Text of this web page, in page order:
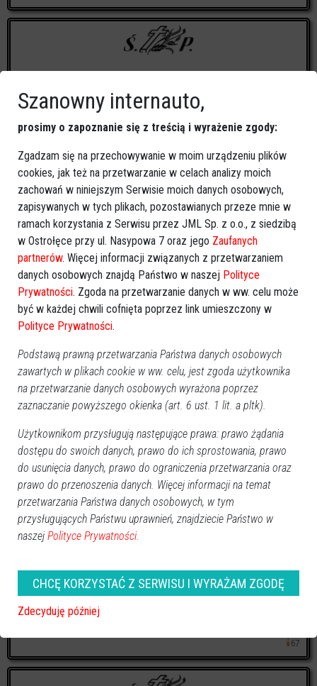
Halina Piórkowska
64 lat
Wacław Grabowski
82 lat
Marianna Parzych
88 lat
Artur Marcin Gołaś
46 lat
Piotr Krzysztof Polonis
🕯 67
Szanowny internauto,
prosimy o zapoznanie się z treścią i wyrażenie zgody:
Zgadzam się na przechowywanie w moim urządzeniu plików
cookies, jak też na przetwarzanie w celach analizy moich
zachowań w niniejszym Serwisie moich danych osobowych,
zapisywanych w tych plikach, pozostawianych przeze mnie w
ramach korzystania z Serwisu przez JML Sp. z o.o., z siedzibą
w Ostrołęce przy ul. Nasypowa 7 oraz jego Zaufanych
partnerów. Więcej informacji związanych z przetwarzaniem
danych osobowych znajdą Państwo w naszej Polityce
Prywatności. Zgoda na przetwarzanie danych w ww. celu może
być w każdej chwili cofnięta poprzez link umieszczony w
Polityce Prywatności.
Podstawą prawną przetwarzania Państwa danych osobowych
zawartych w plikach cookie w ww. celu, jest zgoda użytkownika
na przetwarzanie danych osobowych wyrażona poprzez
zaznaczanie powyższego okienka (art. 6 ust. 1 lit. a pltk).
Użytkownikom przysługują następujące prawa: prawo żądania
dostępu do swoich danych, prawo do ich sprostowania, prawo
do usunięcia danych, prawo do ograniczenia przetwarzania oraz
prawo do przenoszenia danych. Więcej informacji na temat
przetwarzania Państwa danych osobowych, w tym
przysługujących Państwu uprawnień, znajdziecie Państwo w
naszej Polityce Prywatności.
CHCĘ KORZYSTAĆ Z SERWISU I WYRAŻAM ZGODĘ
Zdecyduję później